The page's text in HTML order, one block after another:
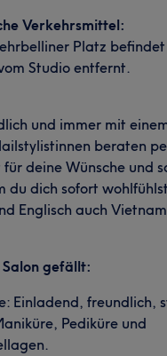
Verkehrsmittel:
Platz befindet
Studio entfernt.
und immer mit
beraten
deine Wünsche und
du dich sofort
Englisch auch
gefällt:
Einladend, freundlich,
Pediküre und